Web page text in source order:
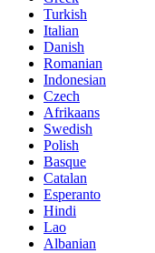
Turkish
Italian
Danish
Romanian
Indonesian
Czech
Afrikaans
Swedish
Polish
Basque
Catalan
Esperanto
Hindi
Lao
Albanian